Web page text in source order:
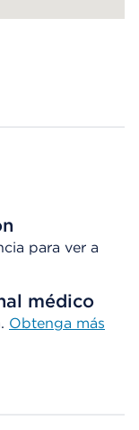
para ver a
médico
Obtenga más